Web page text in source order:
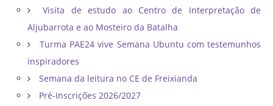
Visita de estudo ao Centro de Interpretação de
Aljubarrota e ao Mosteiro da Batalha
Turma PAE24 vive Semana Ubuntu com testemunhos
inspiradores
Semana da leitura no CE de Freixianda
Pré-Inscrições 2026/2027